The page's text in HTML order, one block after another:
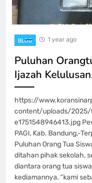
BLOG 1 year ago
Puluhan
Ijazah
https://
content/uploads/2025/
e1751548946413.jpg
PAGI, Kab. Bandung,-
Puluhan Orang Tua
ditahan pihak sekolah,
diantara orang tua
kediamannya, “kami